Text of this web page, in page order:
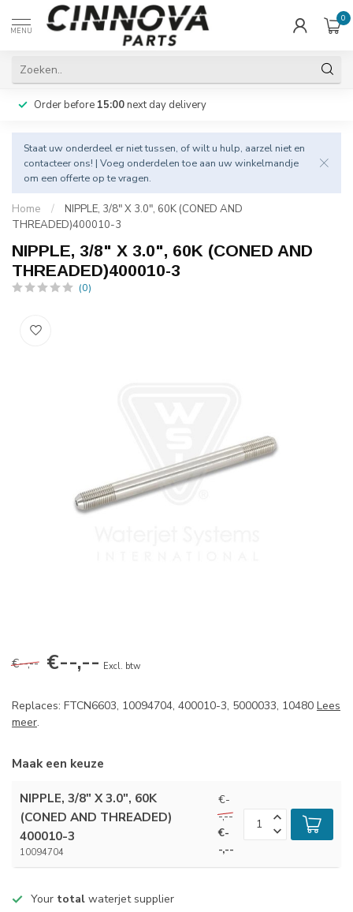
MENU
0
More than 7.600parts on stock!
Staat uw onderdeel er niet tussen, of wilt u hulp, aarzel niet en
contacteer ons! | Voeg onderdelen toe aan uw winkelmandje
om een offerte op te vragen.
Home /
NIPPLE, 3/8" X 3.0", 60K (CONED AND
THREADED)400010-3
NIPPLE, 3/8" X 3.0", 60K (CONED AND
THREADED)400010-3
(0)
€--,-- €--,-- Excl. btw
Replaces: FTCN6603, 10094704, 400010-3, 5000033, 10480 Lees
meer.
Maak een keuze
NIPPLE, 3/8" X 3.0", 60K
(CONED AND THREADED)
400010-3
10094704
€-
-,--
€-
-,--
Your total waterjet supplier